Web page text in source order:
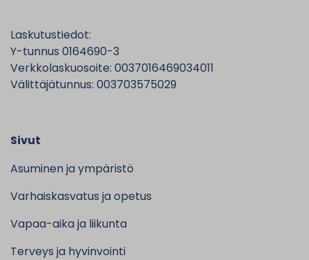
Laskutustiedot:
Y-tunnus 0164690-3
Verkkolaskuosoite: 0037016469034011
Välittäjätunnus: 003703575029
Sivut
Asuminen ja ympäristö
Varhaiskasvatus ja opetus
Vapaa-aika ja liikunta
Terveys ja hyvinvointi